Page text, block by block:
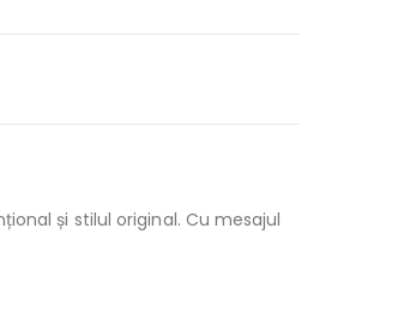
și stilul original. Cu mesajul